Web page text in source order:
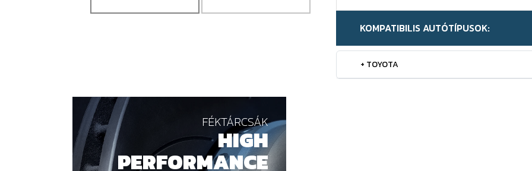
KOMPATIBILIS AUTÓTÍPUSOK:
+ TOYOTA
FÉKTÁRCSÁK
HIGH
PERFORMANCE